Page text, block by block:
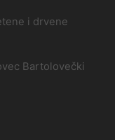
i drvene
Bartolovečki